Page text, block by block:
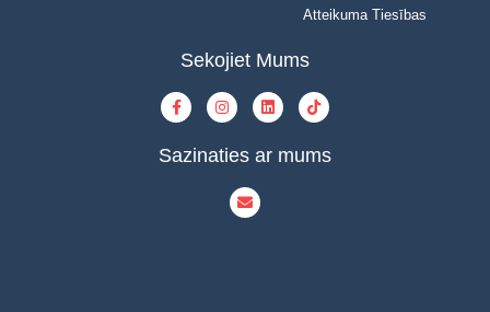
Atteikuma Tiesības
Sekojiet Mums
Sazinaties ar mums